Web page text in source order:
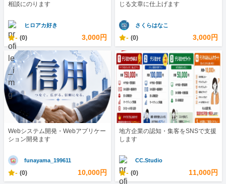
相談にのります
ヒロアカ好き
- (0) 3,000円
じる文章に仕上げます
さくらはなこ
- (0) 3,000円
Webシステム開発・Webアプリケー
ション開発ます
funayama_199611
- (0) 10,000円
地方企業の認知・集客をSNSで支援
します
CC.Studio
- (0) 11,000円